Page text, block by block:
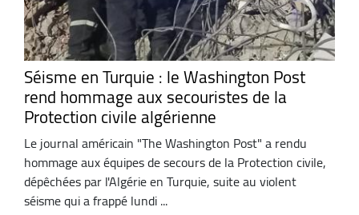
Séisme en Turquie : le Washington Post
rend hommage aux secouristes de la
Protection civile algérienne
Le journal américain "The Washington Post" a rendu
hommage aux équipes de secours de la Protection civile,
dépêchées par l'Algérie en Turquie, suite au violent
séisme qui a frappé lundi ...